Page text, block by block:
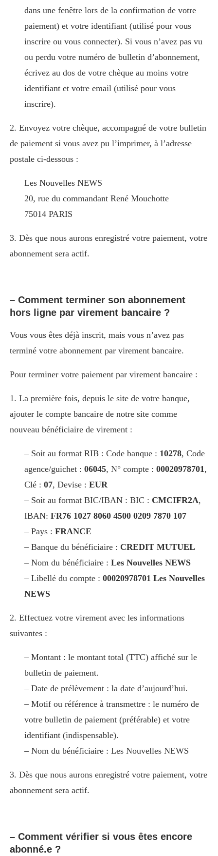
dans une fenêtre lors de la confirmation de votre
paiement) et votre identifiant (utilisé pour vous
inscrire ou vous connecter). Si vous n’avez pas vu
ou perdu votre numéro de bulletin d’abonnement,
écrivez au dos de votre chèque au moins votre
identifiant et votre email (utilisé pour vous
inscrire).
2. Envoyez votre chèque, accompagné de votre bulletin
de paiement si vous avez pu l’imprimer, à l’adresse
postale ci-dessous :
Les Nouvelles NEWS
20, rue du commandant René Mouchotte
75014 PARIS
3. Dès que nous aurons enregistré votre paiement, votre
abonnement sera actif.
– Comment terminer son abonnement
hors ligne par virement bancaire ?
Vous vous êtes déjà inscrit, mais vous n’avez pas
terminé votre abonnement par virement bancaire.
Pour terminer votre paiement par virement bancaire :
1. La première fois, depuis le site de votre banque,
ajouter le compte bancaire de notre site comme
nouveau bénéficiaire de virement :
– Soit au format RIB : Code banque : 10278, Code
agence/guichet : 06045, N° compte : 00020978701 ,
Clé : 07, Devise : EUR
– Soit au format BIC/IBAN : BIC : CMCIFR2A,
IBAN: FR76 1027 8060 4500 0209 7870 107
– Pays : FRANCE
– Banque du bénéficiaire : CREDIT MUTUEL
– Nom du bénéficiaire : Les Nouvelles NEWS
– Libellé du compte : 00020978701 Les Nouvelles
NEWS
2. Effectuez votre virement avec les informations
suivantes :
– Montant : le montant total (TTC) affiché sur le
bulletin de paiement.
– Date de prélèvement : la date d’aujourd’hui.
– Motif ou référence à transmettre : le numéro de
votre bulletin de paiement (préférable) et votre
identifiant (indispensable).
– Nom du bénéficiaire : Les Nouvelles NEWS
3. Dès que nous aurons enregistré votre paiement, votre
abonnement sera actif.
– Comment vérifier si vous êtes encore
abonné.e ?